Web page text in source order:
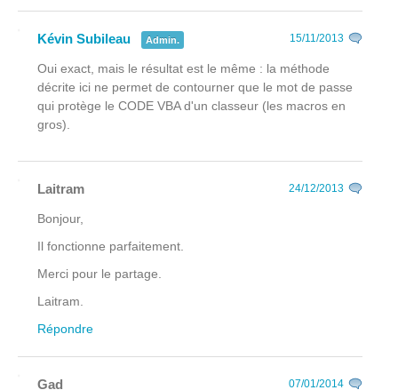
Kévin Subileau Admin. 15/11/2013
Oui exact, mais le résultat est le même : la méthode
décrite ici ne permet de contourner que le mot de passe
qui protège le CODE VBA d'un classeur (les macros en
gros).
Laitram 24/12/2013
Bonjour,
Il fonctionne parfaitement.
Merci pour le partage.
Laitram.
Répondre
Gad 07/01/2014